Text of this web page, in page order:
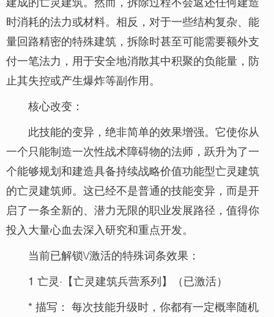
时消耗的法力或材料。相反，对于一些结构复杂、能
量回路精密的特殊建筑，拆除时甚至可能需要额外支
付一笔法力，用于安全地消散其中积聚的负能量，防
止其失控或产生爆炸等副作用。
核心改变：
此技能的变异，绝非简单的效果增强。它使你从
一个只能制造一次性战术障碍物的法师，跃升为了一
个能够规划和建造具备持续战略价值功能型亡灵建筑
的亡灵建筑师。这已经不是普通的技能变异，而是开
启了一条全新的、潜力无限的职业发展路径，值得你
投入大量心血去深入研究和重点开发。
当前已解锁\/激活的特殊词条效果：
1 亡灵·【亡灵建筑兵营系列】（已激活）
* 描写： 每次技能升级时，你都有一定概率随机